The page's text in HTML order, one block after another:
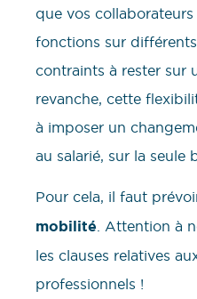
que vos
fonctions sur
contraints à rester sur
revanche, cette
à imposer un
au salarié, sur la seule
Pour cela, il faut
mobilité. Attention à
les clauses relatives
professionnels !